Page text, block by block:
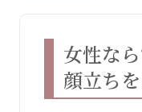
女性な
顔立ち